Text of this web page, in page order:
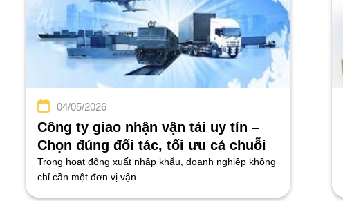
Công ty giao nhận vận tải uy tín –
Chọn đúng đối tác, tối ưu cả chuỗi
cung ứng
04/05/2026
Trong hoạt động xuất nhập khẩu, doanh nghiệp không
chỉ cần một đơn vị vận